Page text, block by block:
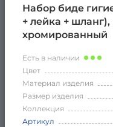
Набор биде
+ лейка +
хромированный
Есть в наличии
Цвет
Материал изделия
Размер изделия
Коллекция
Артикул